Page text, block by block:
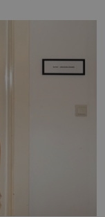
jsem